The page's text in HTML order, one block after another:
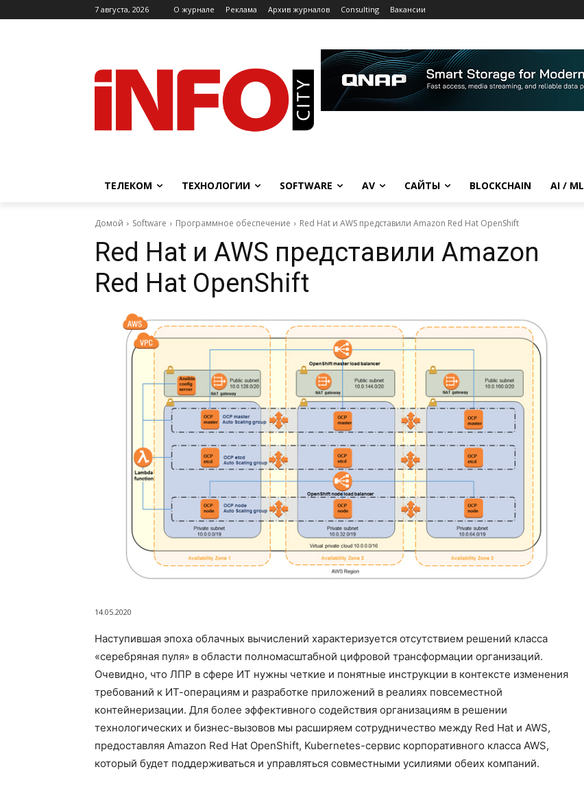
7 августа, 2026 O журнале Реклама Архив журналов Consulting Вакансии
ТЕЛЕКОМ ТЕХНОЛОГИИ SOFTWARE AV САЙТЫ BLOCKCHAIN AI / ML
Домой Software Программное обеспечение Red Hat и AWS представили Amazon Red Hat OpenShift
Red Hat и AWS представили Amazon
Red Hat OpenShift
14.05.2020
Наступившая эпоха облачных вычислений характеризуется отсутствием решений класса
«серебряная пуля» в области полномасштабной цифровой трансформации организаций.
Очевидно, что ЛПР в сфере ИТ нужны четкие и понятные инструкции в контексте изменения
требований к ИТ-операциям и разработке приложений в реалиях повсеместной
контейнеризации. Для более эффективного содействия организациям в решении
технологических и бизнес-вызовов мы расширяем сотрудничество между Red Hat и AWS,
предоставляя Amazon Red Hat OpenShift, Kubernetes-сервис корпоративного класса AWS,
который будет поддерживаться и управляться совместными усилиями обеих компаний.